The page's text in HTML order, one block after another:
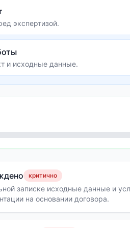
экспертизой.
и исходные данные.
критично
записке исходные данные и
на основании договора.